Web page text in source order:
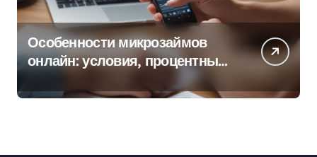
Особенности микрозаймов
онлайн: условия, процентные
ставки и порядок оформления